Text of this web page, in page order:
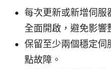
每次更新或新增伺服
全面開啟，避免影響
保留至少兩個穩定伺
點故障。